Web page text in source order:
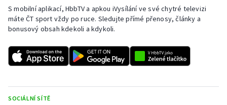
Baseball a softbal
Basketbal
Biatlon
Soutěže
Historické návraty
Aplikace ČT sport
S mobilní aplikací, HbbTV a apkou iVysílání ve své chytré televizi
máte ČT sport vždy po ruce. Sledujte přímé přenosy, články a
bonusový obsah kdekoli a kdykoli.
SOCIÁLNÍ SÍTĚ